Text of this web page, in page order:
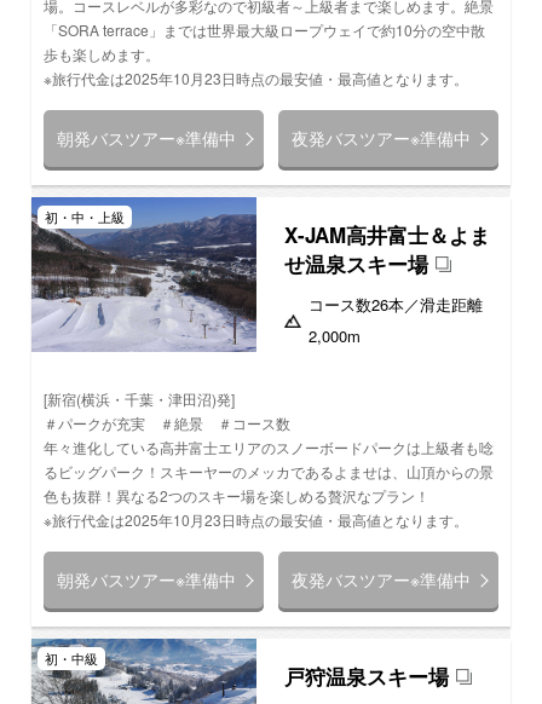
場。コースレベルが多彩なので初級者～上級者まで楽しめます。絶景
「SORA terrace」までは世界最大級ロープウェイで約10分の空中散
歩も楽しめます。
※旅行代金は2025年10月23日時点の最安値・最高値となります。
朝発バスツアー※準備中 夜発バスツアー※準備中
初・中・上級
X-JAM高井富士＆よま
せ温泉スキー場
コース数26本／滑走距離
2,000m
[新宿(横浜・千葉・津田沼)発]
＃パークが充実 ＃絶景 ＃コース数
年々進化している高井富士エリアのスノーボードパークは上級者も唸
るビッグパーク！スキーヤーのメッカであるよませは、山頂からの景
色も抜群！異なる2つのスキー場を楽しめる贅沢なプラン！
※旅行代金は2025年10月23日時点の最安値・最高値となります。
朝発バスツアー※準備中 夜発バスツアー※準備中
初・中級
戸狩温泉スキー場